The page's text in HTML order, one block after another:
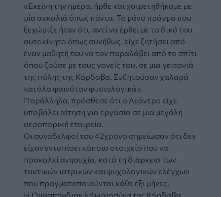
«Εκείνη την ημέρα, ήρθε και χαιρετηθήκαμε με
μία αγκαλιά όπως πάντα. Το μόνο πράγμα που
ξεχώριζε ήταν ότι, αντί να έρθει με το δικό του
αυτοκίνητο όπως συνήθως, είχε ζητήσει από
έναν μαθητή του να τον παραλάβει από το σπίτι
όπου ζούσε με τους γονείς του, σε μια γειτονιά
της πόλης της Κόρδοβα. Συζητούσαν χαλαρά
και όλα φαινόταν φυσιολογικά».
Παράλληλα, πρόσθεσε ότι ο Λεάντρο είχε
υποβάλει αίτηση για εργασία σε μια μεγάλη
αεροπορική εταιρεία.
Οι συνάδελφοί του 42χρονο σημείωσαν ότι δεν
είχαν εντοπίσει κάποιο στοιχείο που να
προκαλεί ανησυχία, κατά τη διάρκεια των
τακτικών ιατρικών και ψυχολογικών ελέγχων
που πραγματοποιούνται κάθε έξι μήνες.
Η Ομοσπονδιακή Δικαιοσύνη της Κόρδοβα